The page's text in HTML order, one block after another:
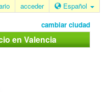
acceder Español
cambiar ciudad
en Valencia